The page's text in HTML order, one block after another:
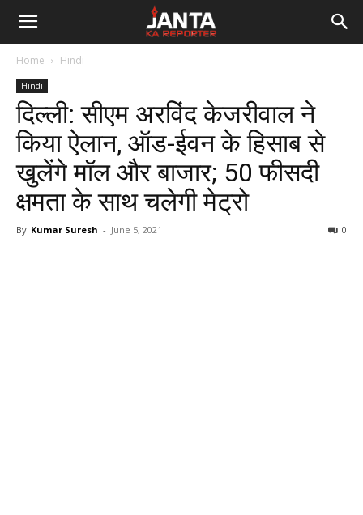
Janta
Reporter
Home Hindi
Hindi
दिल्ली: सीएम अरविंद केजरीवाल ने
किया ऐलान, ऑड-ईवन के हिसाब से
खुलेंगे मॉल और बाजार; 50 फीसदी
क्षमता के साथ चलेगी मेट्रो
By Kumar Suresh - June 5, 2021 0